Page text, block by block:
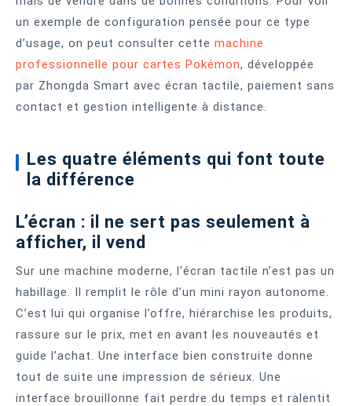
un exemple de configuration pensée pour ce type
d’usage, on peut consulter cette machine
professionnelle pour cartes Pokémon, développée
par Zhongda Smart avec écran tactile, paiement sans
contact et gestion intelligente à distance.
Les quatre éléments qui font toute
la différence
L’écran : il ne sert pas seulement à
afficher, il vend
Sur une machine moderne, l’écran tactile n’est pas un
habillage. Il remplit le rôle d’un mini rayon autonome.
C’est lui qui organise l’offre, hiérarchise les produits,
rassure sur le prix, met en avant les nouveautés et
guide l’achat. Une interface bien construite donne
tout de suite une impression de sérieux. Une
interface brouillonne fait perdre du temps et ralentit